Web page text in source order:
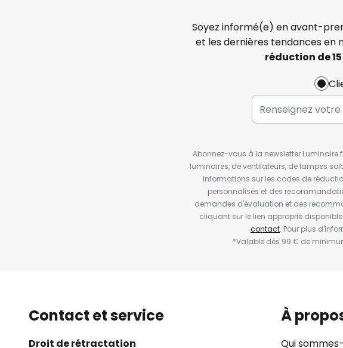
Soyez informé(e) en avant-
et les dernières tendances en
réduction de 15
Abonnez-vous à la newsletter
luminaires, de ventilateurs, de lampes
informations sur les codes de
personnalisés et des
demandes d'évaluation et des
cliquant sur le lien approprié
contact. Pour plus
*Valable dès 99 € de
Contact et service
Droit de rétractation
À
Qui